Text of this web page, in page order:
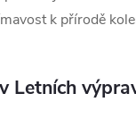
k přírodě
Letních